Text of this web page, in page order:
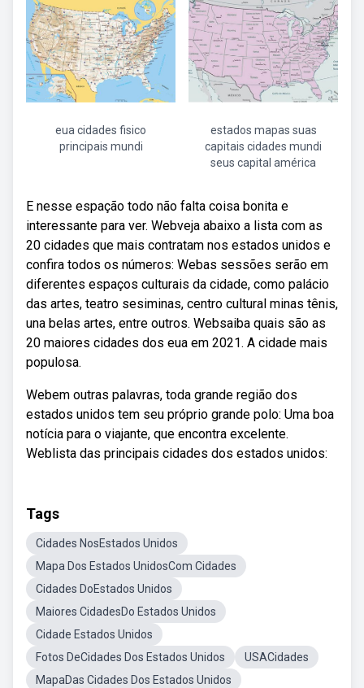
eua cidades fisico
principais mundi
estados mapas suas
capitais cidades mundi
seus capital américa
E nesse espação todo não falta coisa bonita e
interessante para ver. Webveja abaixo a lista com as
20 cidades que mais contratam nos estados unidos e
confira todos os números: Webas sessões serão em
diferentes espaços culturais da cidade, como palácio
das artes, teatro sesiminas, centro cultural minas tênis,
una belas artes, entre outros. Websaiba quais são as
20 maiores cidades dos eua em 2021. A cidade mais
populosa.
Webem outras palavras, toda grande região dos
estados unidos tem seu próprio grande polo: Uma boa
notícia para o viajante, que encontra excelente.
Weblista das principais cidades dos estados unidos:
Tags
Cidades NosEstados Unidos
Mapa Dos Estados UnidosCom Cidades
Cidades DoEstados Unidos
Maiores CidadesDo Estados Unidos
Cidade Estados Unidos
Fotos DeCidades Dos Estados Unidos
USACidades
MapaDas Cidades Dos Estados Unidos